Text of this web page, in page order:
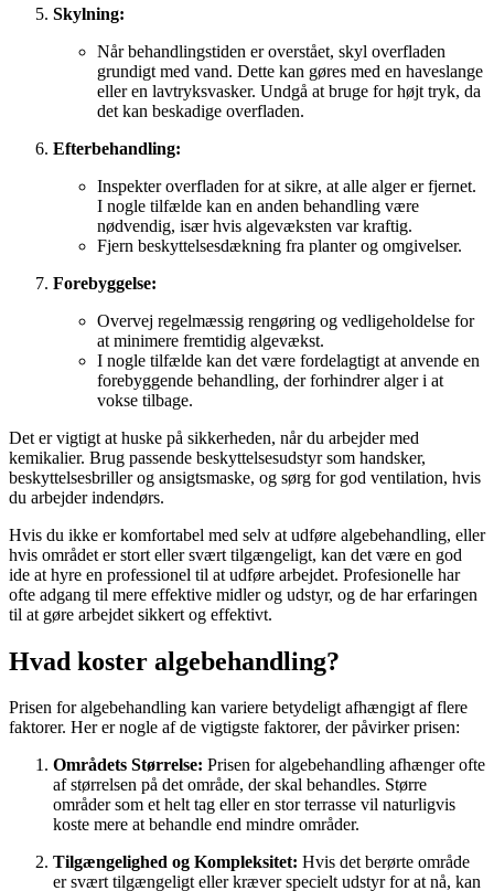
Skylning:
Når behandlingstiden er overstået, skyl overfladen
grundigt med vand. Dette kan gøres med en haveslange
eller en lavtryksvasker. Undgå at bruge for højt tryk, da
det kan beskadige overfladen.
Efterbehandling:
Inspekter overfladen for at sikre, at alle alger er fjernet.
I nogle tilfælde kan en anden behandling være
nødvendig, især hvis algevæksten var kraftig.
Fjern beskyttelsesdækning fra planter og omgivelser.
Forebyggelse:
Overvej regelmæssig rengøring og vedligeholdelse for
at minimere fremtidig algevækst.
I nogle tilfælde kan det være fordelagtigt at anvende en
forebyggende behandling, der forhindrer alger i at
vokse tilbage.
Det er vigtigt at huske på sikkerheden, når du arbejder med
kemikalier. Brug passende beskyttelsesudstyr som handsker,
beskyttelsesbriller og ansigtsmaske, og sørg for god ventilation, hvis
du arbejder indendørs.
Hvis du ikke er komfortabel med selv at udføre algebehandling, eller
hvis området er stort eller svært tilgængeligt, kan det være en god
ide at hyre en professionel til at udføre arbejdet. Profesionelle har
ofte adgang til mere effektive midler og udstyr, og de har erfaringen
til at gøre arbejdet sikkert og effektivt.
Hvad koster algebehandling?
Prisen for algebehandling kan variere betydeligt afhængigt af flere
faktorer. Her er nogle af de vigtigste faktorer, der påvirker prisen:
Områdets Størrelse: Prisen for algebehandling afhænger ofte
af størrelsen på det område, der skal behandles. Større
områder som et helt tag eller en stor terrasse vil naturligvis
koste mere at behandle end mindre områder.
Tilgængelighed og Kompleksitet: Hvis det berørte område
er svært tilgængeligt eller kræver specielt udstyr for at nå, kan